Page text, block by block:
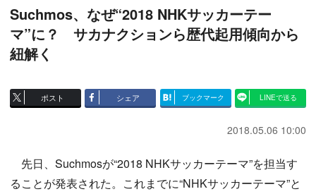
Suchmos、なぜ“2018 NHKサッカーテー
マ”に？ サカナクションら歴代起用傾向から
紐解く
ポスト シェア ブックマーク LINEで送る
2018.05.06 10:00
先日、Suchmosが“2018 NHKサッカーテーマ”を担当す
ることが発表された。これまでに“NHKサッカーテーマ”と